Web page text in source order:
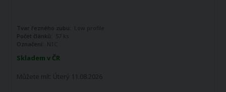
Skladem v ČR
Můžete mít: Úterý 11.08.2026
Tvar řezného zubu: Low profile
Počet článků:
57 ks
Označení: N1C